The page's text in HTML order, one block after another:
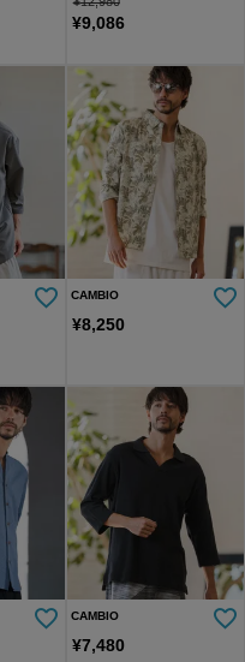
¥9,086
CAMBIO
¥8,250
CAMBIO
¥7,480